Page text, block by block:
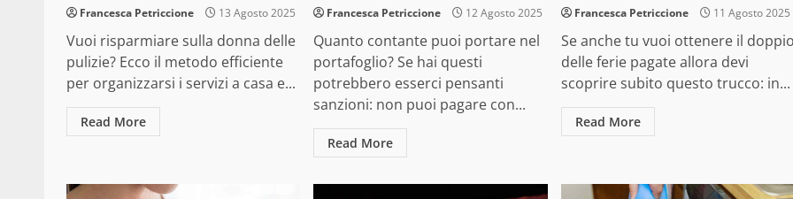
Francesca Petriccione 13 Agosto 2025
Vuoi risparmiare sulla donna delle
pulizie? Ecco il metodo efficiente
per organizzarsi i servizi a casa e...
Read More
Francesca Petriccione 12 Agosto 2025
Quanto contante puoi portare nel
portafoglio? Se hai questi
potrebbero esserci pensanti
sanzioni: non puoi pagare con...
Read More
Francesca Petriccione 11 Agosto 2025
Se anche tu vuoi ottenere il
delle ferie pagate allora devi
scoprire subito questo trucco: in...
Read More